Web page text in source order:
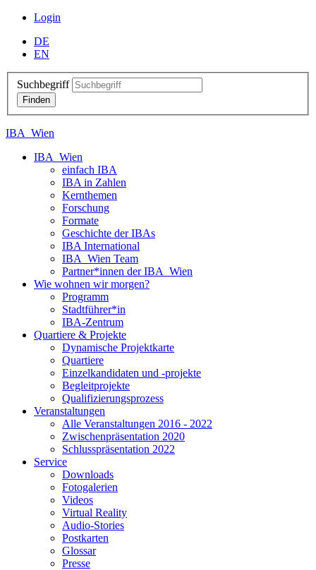
Login
DE
EN
Suchbegriff
IBA_Wien
IBA_Wien
einfach IBA
IBA in Zahlen
Kernthemen
Forschung
Formate
Geschichte der IBAs
IBA International
IBA_Wien Team
Partner*innen der IBA_Wien
Wie wohnen wir morgen?
Programm
Stadtführer*in
IBA-Zentrum
Quartiere & Projekte
Dynamische Projektkarte
Quartiere
Einzelkandidaten und -projekte
Begleitprojekte
Qualifizierungsprozess
Veranstaltungen
Alle Veranstaltungen 2016 - 2022
Zwischenpräsentation 2020
Schlusspräsentation 2022
Service
Downloads
Fotogalerien
Videos
Virtual Reality
Audio-Stories
Postkarten
Glossar
Presse